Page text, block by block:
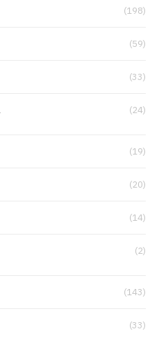
(198)
(59)
(33)
(24)
(19)
(20)
(14)
(2)
(143)
(33)